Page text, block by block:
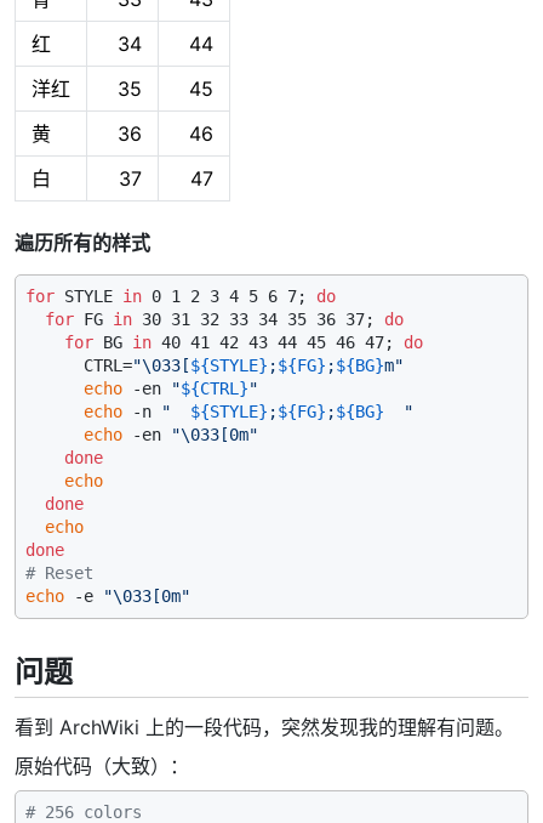
红
34
44
洋红
35
45
黄
36
46
白
37 47
遍历所有的样式
for STYLE in 0 1 2 3 4 5 6 7; do
for FG in 30 31 32 33 34 35 36 37; do
for BG in 40 41 42 43 44 45 46 47; do
      CTRL=
"\033[${STYLE} ;${FG} ;${BG}m"
echo -en "${CTRL}"
echo -n " ${STYLE} ;${FG} ;${BG}
  "
echo -en
"\033[0m"
done
echo
done
echo
done
# Reset
echo -e "\033[0m"
问题
看到 ArchWiki 上的一段代码，突然发现我的理解有问题。
原始代码（大致）：
# 256 colors